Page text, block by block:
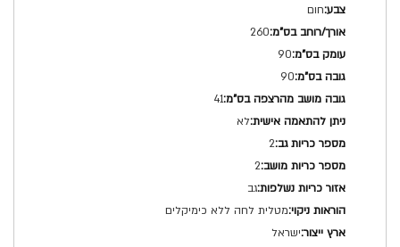
חום
260
90
90
41
לא
2
2
גב
מטלית לחה ללא כימיקלים
ישראל